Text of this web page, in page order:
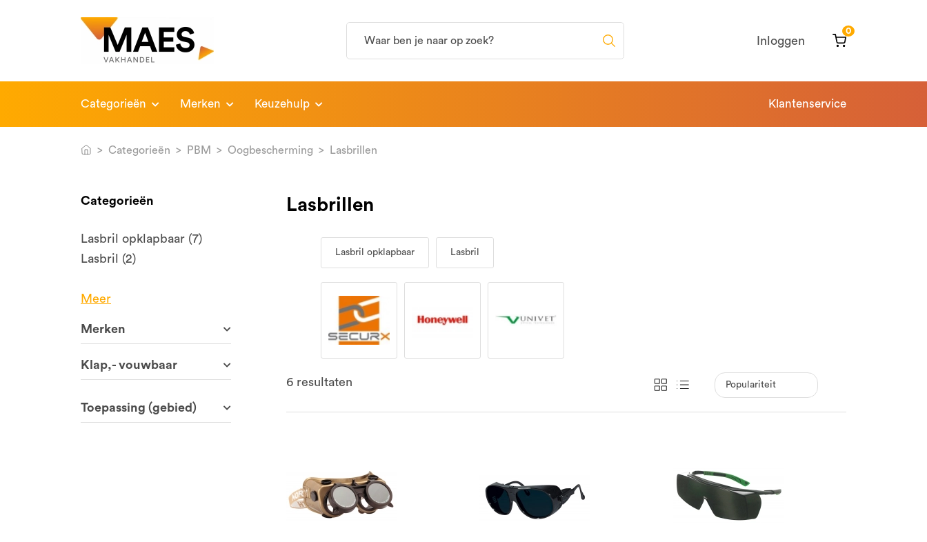
Inloggen
0
Categorieën Merken Keuzehulp Klantenservice
Categorieën PBM Oogbescherming Lasbrillen
Categorieën
Lasbril opklapbaar (7)
Lasbril (2)
Meer
Merken
Klap,- vouwbaar
Toepassing (gebied)
Lasbrillen
Lasbril opklapbaar Lasbril
6resultaten